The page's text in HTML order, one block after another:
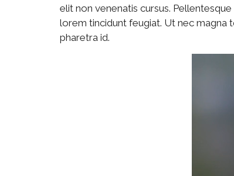
elit non venenatis cursus.
lorem tincidunt feugiat. Ut nec magna
pharetra id.